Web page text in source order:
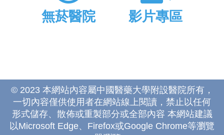
無菸醫院 影片專區
© 2023 本網站內容屬中國醫藥大學附設醫院所有，
一切內容僅供使用者在網站線上閱讀，禁止以任何
形式儲存、散佈或重製部分或全部內容 本網站建議
以Microsoft Edge、Firefox或Google Chrome等瀏覽